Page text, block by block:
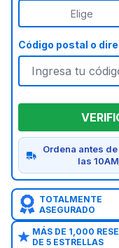
Código postal o
Ordena antes
las
TOTALMENTE
ASEGURADO
MÁS DE 1,000
DE 5 ESTRELLAS